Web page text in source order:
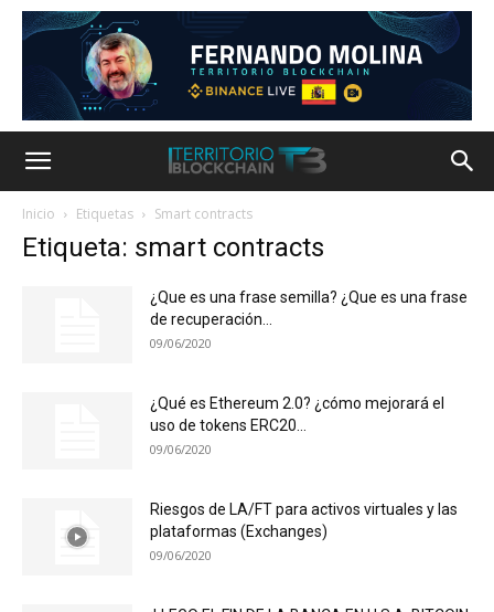
Inicio Etiquetas Smart contracts
Etiqueta: smart contracts
¿Que es una frase semilla? ¿Que es una frase
de recuperación...
09/06/2020
¿Qué es Ethereum 2.0? ¿cómo mejorará el
uso de tokens ERC20...
09/06/2020
Riesgos de LA/FT para activos virtuales y las
plataformas (Exchanges)
09/06/2020